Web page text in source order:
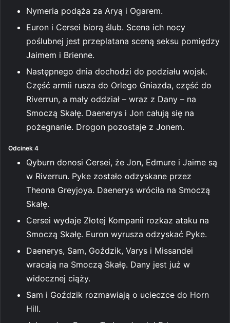
Nymeria podąża za Aryą i Ogarem.
Euron i Cersei biorą ślub. Scena ich nocy
poślubnej jest przeplatana sceną seksu pomiędzy
Jaimem i Brienne.
Następnego dnia dochodzi do podziału wojsk.
Część armii rusza do Orlego Gniazda, część do
Riverrun, a mały oddział – wraz z Dany – na
Smoczą Skałę. Daenerys i Jon całują się na
pożegnanie. Drogon pozostaje z Jonem.
Odcinek 4
Qyburn donosi Cersei, że Jon, Edmure i Jaime są
w Riverrun. Pyke zostało odzyskane przez
Theona Greyjoya. Daenerys wróciła na Smoczą
Skałę.
Cersei wydaje Złotej Kompanii rozkaz ataku na
Smoczą Skałę. Euron wyrusza odzyskać Pyke.
Daenerys, Sam, Goździk, Varys i Missandei
wracają na Smoczą Skałę. Dany jest już w
widocznej ciąży.
Sam i Goździk rozmawiają o ucieczce do Horn
Hill.